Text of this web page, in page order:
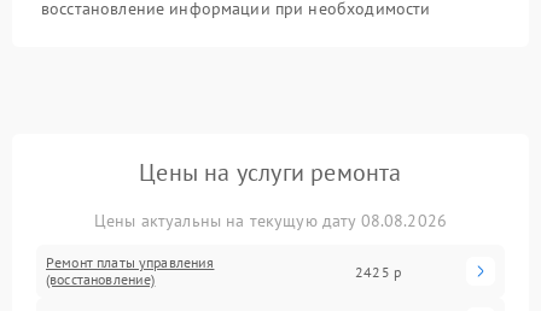
восстановление информации при необходимости
Цены на услуги ремонта
Цены актуальны на текущую дату 08.08.2026
Ремонт платы управления
(восстановление)
2425 р